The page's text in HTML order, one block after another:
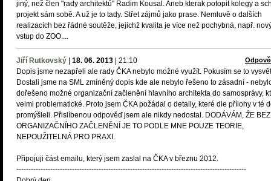
jiný, než člen "rady architektů" Radim Kousal. Aneb kterak potopit kolegy a
projekt sám sobě. A už je to tady. Střet zájmů jako prase. Nemluvě o dalších
realizacích bez řádné soutěže, jejichž kvalita je více než pochybná, např.
vstup do ZOO....
Jiří Rutkovský 18. 06. 2013 21:10
Dopis jsme nezapřeli ale rady ČKA nebylo možné využít. Pokusím se to
Dostali jsme na SML zmíněný dopis kde ale nebylo řešeno to zásadní -
dořešeno možné organizační začlenění hlavního architekta do samosprávy,
velmi problematické. Proto jsem ČKA požádal o detaily, které dle přílohy v té
promýšleli. Přislíbenou odpověď jsem ale nikdy nedostal. DODÁVÁM, ŽE BEZ
ORGANIZAČNÍHO ZAČLENĚNÍ JE TO PODLE MNE POUZE TEORIE,
NEPOUŽITELNÁ PRO PRAXI.
Připojuji část emailu, který jsem zaslal na ČKA v březnu 2012.
-----------------------------------------------------------------------------------------------